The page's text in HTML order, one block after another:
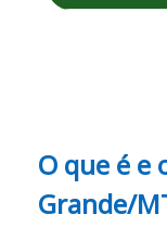
O que é e
Grande/